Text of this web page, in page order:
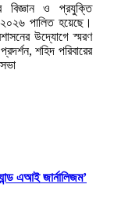
বিজ্ঞান ও প্রযুক্তি
পালিত হয়েছে।
উদ্যোগে স্মরণ
শহিদ পরিবারের
এআই জার্নালিজম’